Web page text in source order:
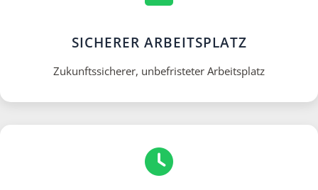
SICHERER ARBEITSPLATZ
Zukunftssicherer, unbefristeter Arbeitsplatz